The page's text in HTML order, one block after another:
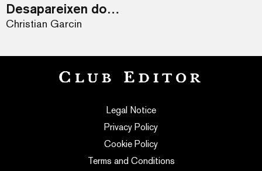
Desapareixen dones
Christian Garcin
Legal Notice
Privacy Policy
Cookie Policy
Terms and Conditions